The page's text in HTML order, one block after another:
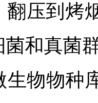
翻压到烤
和真菌
生物物种